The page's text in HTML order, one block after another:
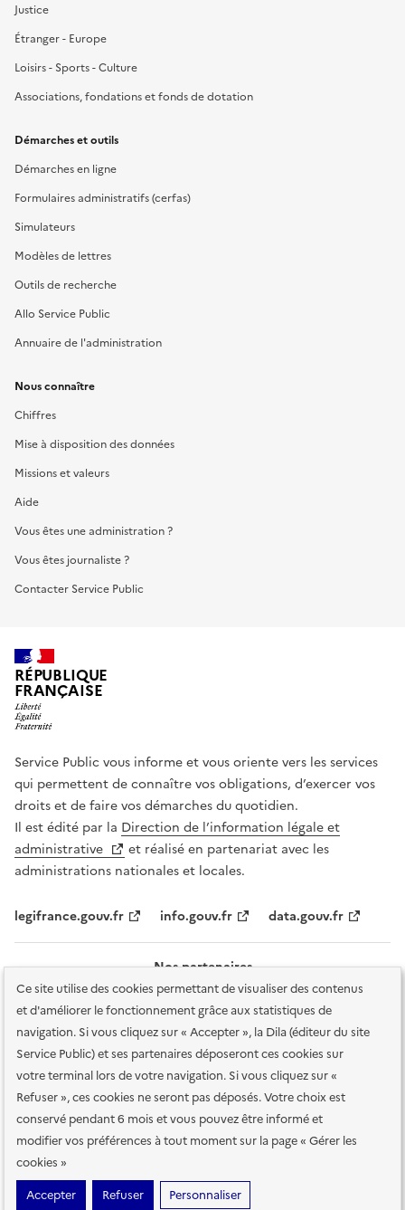
Ce site utilise des cookies permettant de visualiser des contenus
et d'améliorer le fonctionnement grâce aux statistiques de
navigation. Si vous cliquez sur « Accepter », la Dila (éditeur du site
Service Public) et ses partenaires déposeront ces cookies sur
votre terminal lors de votre navigation. Si vous cliquez sur «
Refuser », ces cookies ne seront pas déposés. Votre choix est
conservé pendant 6 mois et vous pouvez être informé et
modifier vos préférences à tout moment sur la page « Gérer les
cookies »
Accepter
Refuser Personnaliser
Justice
Étranger - Europe
Loisirs - Sports - Culture
Associations, fondations et fonds de dotation
Démarches et outils
Démarches en ligne
Formulaires administratifs (cerfas)
Simulateurs
Modèles de lettres
Outils de recherche
Allo Service Public
Annuaire de l'administration
Nous connaître
Chiffres
Mise à disposition des données
Missions et valeurs
Aide
Vous êtes une administration ?
Vous êtes journaliste ?
Contacter Service Public
RÉPUBLIQUE
FRANÇAISE
Service Public vous informe et vous oriente vers les services
qui permettent de connaître vos obligations, d’exercer vos
droits et de faire vos démarches du quotidien.
Il est édité par la Direction de l’information légale et
administrative
et réalisé en partenariat avec les
administrations nationales et locales.
legifrance.gouv.fr info.gouv.fr data.gouv.fr
Nos partenaires
Plan du site Accessibilité : totalement conforme
Accessibilité des
services en ligne Mentions légales Données personnelles et sécurité
Conditions générales d'utilisation Gestion des cookies
Sauf mention contraire, tous les contenus de ce site sont sous
etalab-2.0